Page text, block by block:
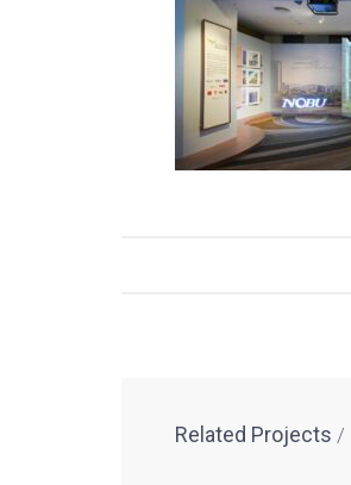
Related Projects